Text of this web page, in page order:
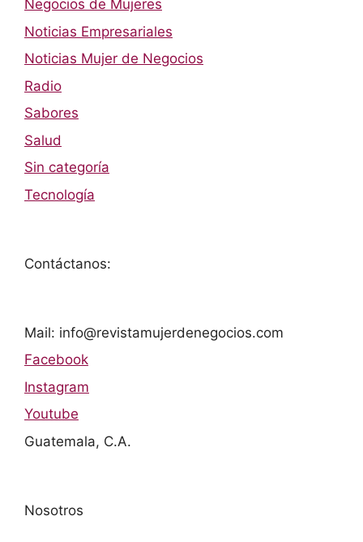
Negocios de Mujeres
Noticias Empresariales
Noticias Mujer de Negocios
Radio
Sabores
Salud
Sin categoría
Tecnología
Contáctanos:
Mail: info@revistamujerdenegocios.com
Facebook
Instagram
Youtube
Guatemala, C.A.
Nosotros